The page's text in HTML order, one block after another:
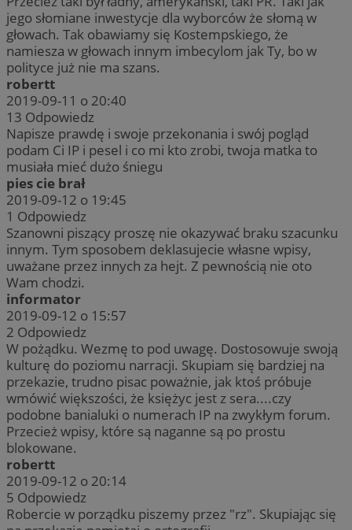
jego słomiane inwestycje dla wyborców że słomą w
głowach. Tak obawiamy się Kostempskiego, że
namiesza w głowach innym imbecylom jak Ty, bo w
polityce już nie ma szans.
robertt
2019-09-11 o 20:40
13 Odpowiedz
Napisze prawdę i swoje przekonania i swój pogląd
podam Ci IP i pesel i co mi kto zrobi, twoja matka to
musiała mieć dużo śniegu
pies cie brał
2019-09-12 o 19:45
1 Odpowiedz
Szanowni piszący proszę nie okazywać braku szacunku
innym. Tym sposobem deklasujecie własne wpisy,
uważane przez innych za hejt. Z pewnością nie oto
Wam chodzi.
informator
2019-09-12 o 15:57
2 Odpowiedz
W pożądku. Wezmę to pod uwagę. Dostosowuje swoją
kulturę do poziomu narracji. Skupiam się bardziej na
przekazie, trudno pisac poważnie, jak ktoś próbuje
wmówić większości, że księżyc jest z sera....czy
podobne banialuki o numerach IP na zwykłym forum.
Przecież wpisy, które są naganne są po prostu
blokowane.
robertt
2019-09-12 o 20:14
5 Odpowiedz
Robercie w porządku piszemy przez "rz". Skupiając się